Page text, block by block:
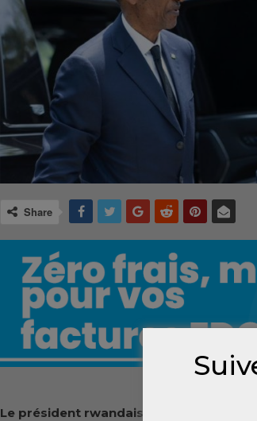
Share
Le président rwandais Paul Kagame